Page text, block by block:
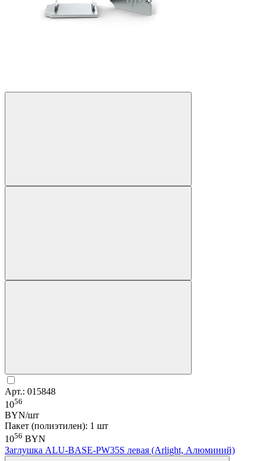
Арт.: 015848
1056
BYN/шт
Пакет (полиэтилен): 1 шт
1056 BYN
Заглушка ALU-BASE-PW35S левая (Arlight, Алюминий)